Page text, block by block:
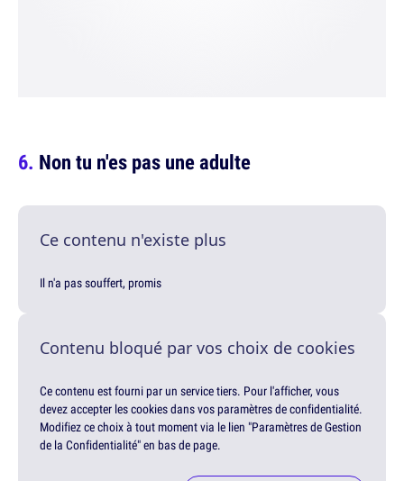
Non tu n'es pas une adulte
Ce contenu n'existe plus
Il n'a pas souffert, promis
Contenu bloqué par vos choix de cookies
Ce contenu est fourni par un service tiers. Pour l'afficher, vous
devez accepter les cookies dans vos paramètres de confidentialité.
Modifiez ce choix à tout moment via le lien "Paramètres de Gestion
de la Confidentialité" en bas de page.